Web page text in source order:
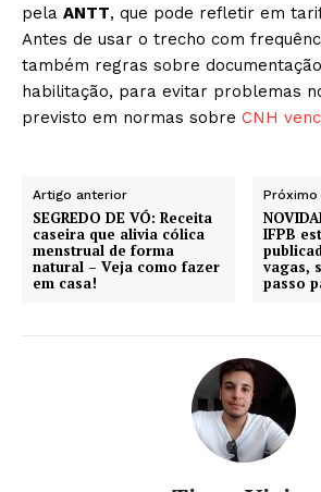
pela ANTT, que pode refletir em
Antes de usar o trecho com
também regras sobre
habilitação, para evitar problemas
previsto em normas sobre CNH
Artigo anterior
SEGREDO DE VÓ: Receita
caseira que alivia cólica
menstrual de forma
natural – Veja como fazer
em casa!
Próximo
IFPB
vagas,
passo